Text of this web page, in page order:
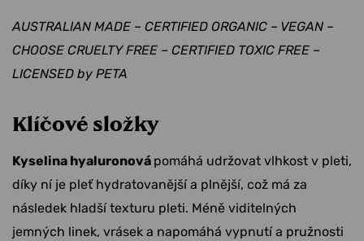
AUSTRALIAN MADE – CERTIFIED ORGANIC – VEGAN –
CHOOSE CRUELTY FREE – CERTIFIED TOXIC FREE –
LICENSED by PETA
Klíčové složky
Kyselina hyaluronová pomáhá udržovat vlhkost v pleti,
díky ní je pleť hydratovanější a plnější, což má za
následek hladší texturu pleti. Méně viditelných
jemných linek, vrásek a napomáhá vypnutí a pružnosti